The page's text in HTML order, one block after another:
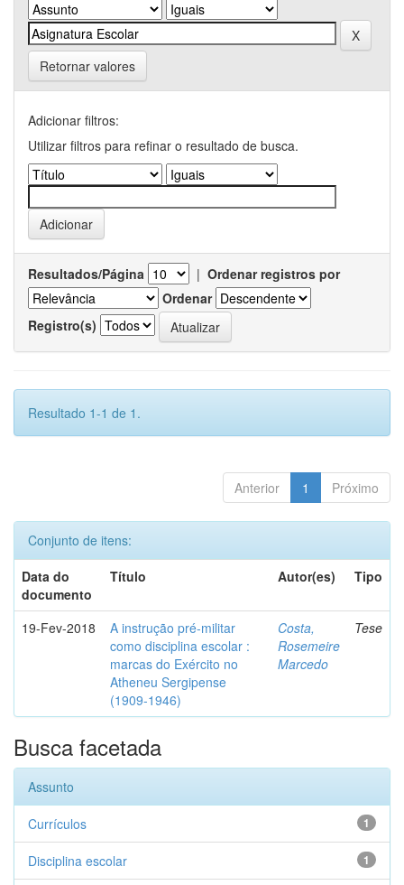
Retornar valores
Adicionar filtros:
Utilizar filtros para refinar o resultado de busca.
Resultados/Página | Ordenar registros por
Ordenar
Registro(s)
Resultado 1-1 de 1.
Anterior 1 Próximo
Conjunto de itens:
Data do
documento
Título Autor(es) Tipo
19-Fev-2018
A instrução pré-militar
como disciplina escolar :
marcas do Exército no
Atheneu Sergipense
(1909-1946)
Costa,
Rosemeire
Marcedo
Tese
Busca facetada
Assunto
1
Currículos
1
Disciplina escolar